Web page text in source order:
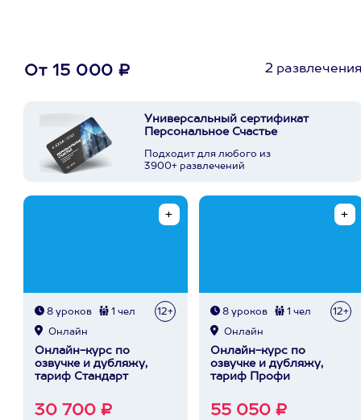
От 15 000 ₽ 2
Универсальный сертификат
Персональное Счастье
Подходит для любого из
3900+ развлечений
8 уроков 1 чел 12+
Онлайн
Онлайн-курс по
озвучке и дубляжу,
тариф Стандарт
30 700 ₽
8 уроков 1 чел 12+
Онлайн
Онлайн-курс по
озвучке и дубляжу,
тариф Профи
55 050 ₽